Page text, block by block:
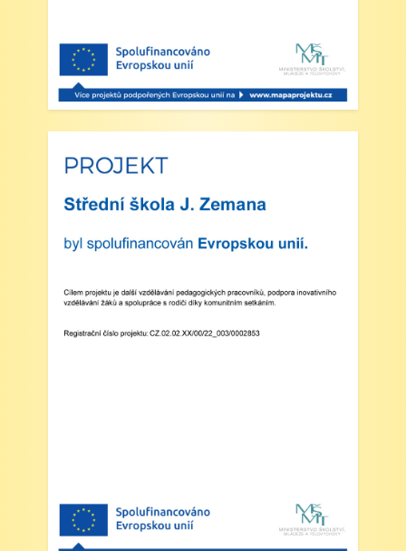
Třídní výlet Liberec IV.třída
Zveřejněno: 20.5.2025
Výlet do ZOO Dvůr Králové n/L
Zveřejněno: 16.5.2025
plavecká výuka, V., VI. a VII.třída
Třídní schůzky dne 8. 4. 2025 od 13 - 16